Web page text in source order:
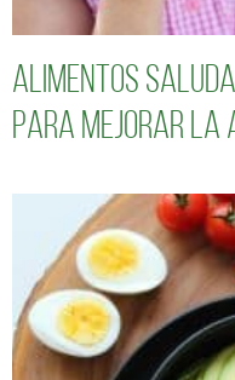
Alimentos
para mejorar la